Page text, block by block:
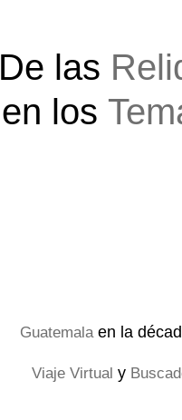
De las
en los
Guatemalaen la
Viaje Virtual y